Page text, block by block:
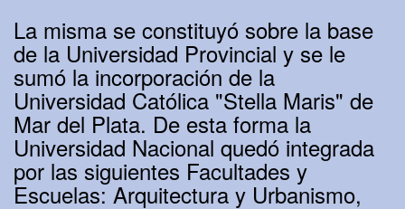
La misma se constituyó sobre la base
de la Universidad Provincial y se le
sumó la incorporación de la
Universidad Católica "Stella Maris" de
Mar del Plata. De esta forma la
Universidad Nacional quedó integrada
por las siguientes Facultades y
Escuelas: Arquitectura y Urbanismo,